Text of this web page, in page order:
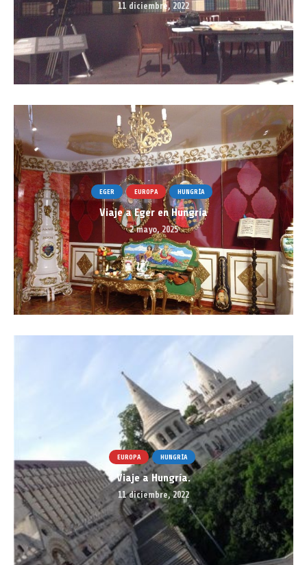
11 diciembre, 2022
EGER EUROPA HUNGRÍA
Viaje a Eger en Hungría
2 mayo, 2025
EUROPA HUNGRÍA
Viaje a Hungría.
11 diciembre, 2022